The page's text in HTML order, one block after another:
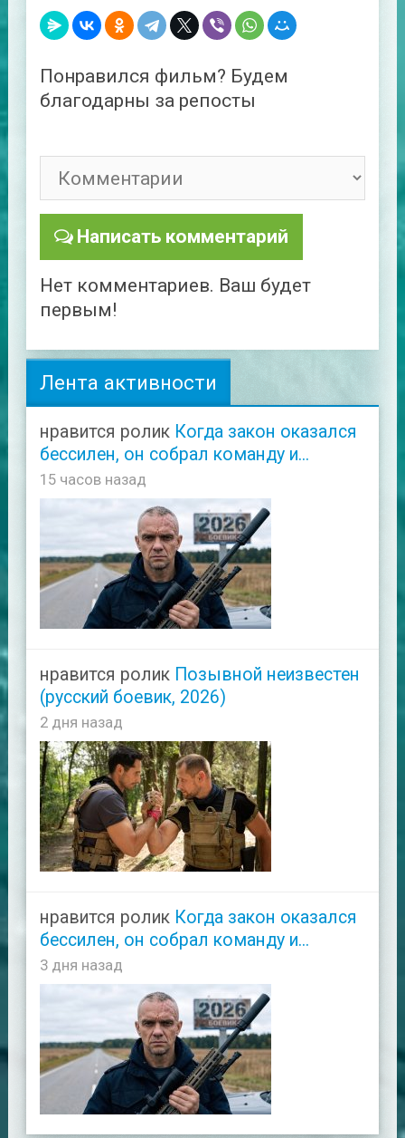
Понравился фильм? Будем
благодарны за репосты
Написать комментарий
Нет комментариев. Ваш будет
первым!
Лента активности
нравится ролик Когда закон оказался
бессилен, он собрал команду и...
15 часов назад
нравится ролик Позывной неизвестен
(русский боевик, 2026)
2 дня назад
нравится ролик Когда закон оказался
бессилен, он собрал команду и...
3 дня назад